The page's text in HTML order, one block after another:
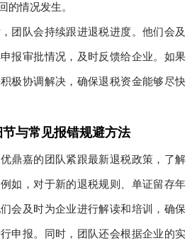
的情况发生。
团队会持续跟进退税进度。他们会及
报审批情况，及时反馈给企业。如果
极协调解决，确保退税资金能够尽快
与常见报错规避方法
优鼎嘉的团队紧跟最新退税政策，了解
如，对于新的退税规则、单证留存年
会及时为企业进行解读和培训，确保
申报。同时，团队还会根据企业的实